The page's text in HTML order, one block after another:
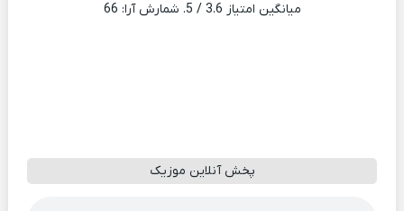
میانگین امتیاز 3.6 / 5. شمارش آرا: 66
پخش آنلاین موزیک